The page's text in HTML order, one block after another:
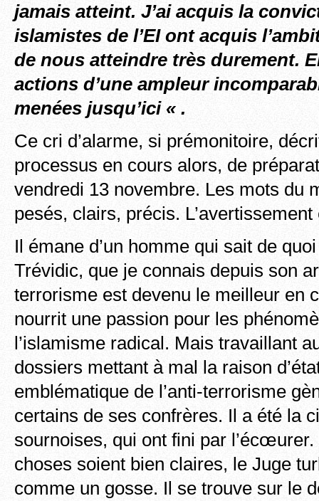
jamais atteint. J’ai acquis la
islamistes de l’EI ont acquis
de nous atteindre très durement.
actions d’une ampleur
menées jusqu’ici « .
Ce cri d’alarme, si prémonitoire,
processus en cours alors, de
vendredi 13 novembre. Les mots du
pesés, clairs, précis.
Il émane d’un homme qui sait de
Trévidic, que je connais depuis son
terrorisme est devenu le meilleur en
nourrit une passion pour les
l’islamisme radical. Mais travaillant
dossiers mettant à mal la raison
emblématique de l’anti-terrorisme
certains de ses confrères. Il a été la
sournoises, qui ont fini par
choses soient bien claires, le Juge
comme un gosse. Il se trouve sur le